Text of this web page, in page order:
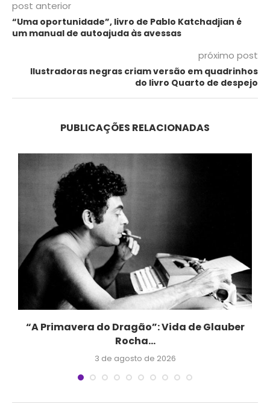
post anterior
“Uma oportunidade”, livro de Pablo Katchadjian é
um manual de autoajuda às avessas
próximo post
Ilustradoras negras criam versão em quadrinhos
do livro Quarto de despejo
PUBLICAÇÕES RELACIONADAS
“A Primavera do Dragão”: Vida de Glauber
Rocha...
3 de agosto de 2026